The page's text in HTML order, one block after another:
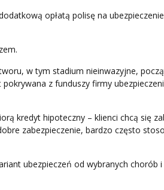
opłatą polisę na
w tym stadium nieinwazyjne,
z funduszy firmy
kredyt hipoteczny – klienci chcą się
zabezpieczenie, bardzo często
ubezpieczeń od wybranych chorób